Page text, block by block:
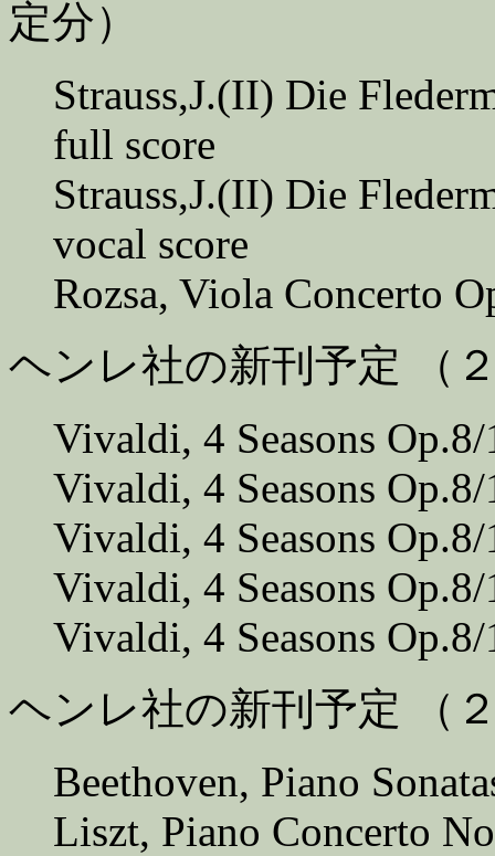
定分）
Strauss,J.(II) Die
full score
Strauss,J.(II) Die
vocal score
Rozsa, Viola Concerto
ヘンレ社の新刊予定 （
Vivaldi, 4 Seasons
Vivaldi, 4 Seasons
Vivaldi, 4 Seasons
Vivaldi, 4 Seasons
Vivaldi, 4 Seasons
ヘンレ社の新刊予定 （
Beethoven, Piano
Liszt, Piano Concerto